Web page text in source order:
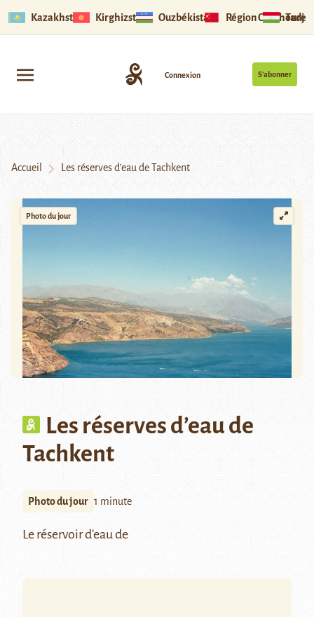
Kazakhstan Kirghizstan Ouzbékistan Région Ouïghoure
S’abonner
Connexion
Accueil Les réserves d’eau de Tachkent
Photo du jour
Les réserves d’eau de
Tachkent
Photo du jour 1 minute
Le réservoir d'eau de